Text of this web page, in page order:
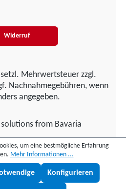
Widerruf
Mehrwertsteuer zzgl.
Nachnahmegebühren, wenn
angegeben.
from Bavaria
um eine bestmögliche Erfahrung
Mehr Informationen ...
Konfigurieren
Lukas fragen